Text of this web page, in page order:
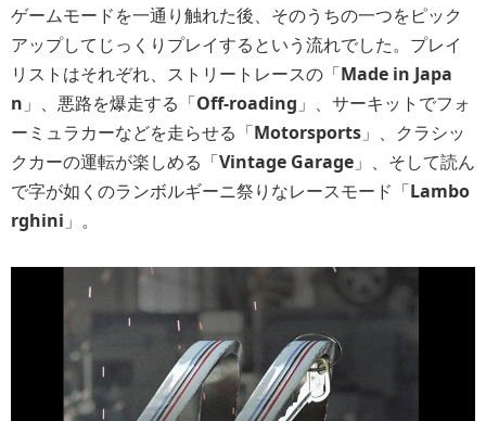
ゲームモードを一通り触れた後、そのうちの一つをピック
アップしてじっくりプレイするという流れでした。プレイ
リストはそれぞれ、ストリートレースの「Made in Japa
n 」、悪路を爆走する「Off-roading 」、サーキットでフォ
ーミュラカーなどを走らせる「Motorsports 」、クラシッ
クカーの運転が楽しめる「Vintage Garage 」、そして読ん
で字が如くのランボルギーニ祭りなレースモード「Lambo
rghini 」。